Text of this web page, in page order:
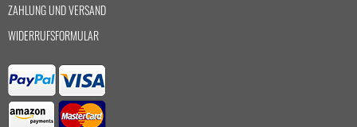
ZAHLUNG UND VERSAND
WIDERRUFSFORMULAR